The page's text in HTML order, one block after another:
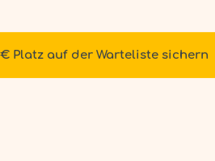
Platz auf der Warteliste sichern